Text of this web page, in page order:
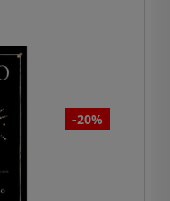
-20%